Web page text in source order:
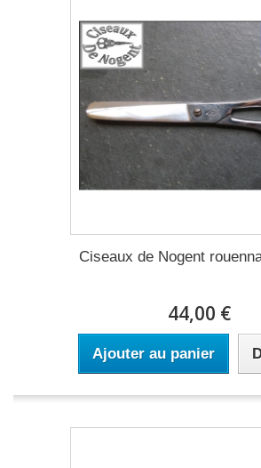
Ciseaux de Nogent
44,00 €
Ajouter au panier